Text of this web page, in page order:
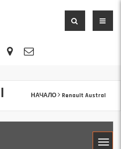
НАЧАЛО Renault Austral